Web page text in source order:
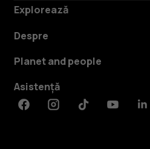
Explorează
Despre
Planet and people
Asistență
FacebookInstagramTiktokYoutube